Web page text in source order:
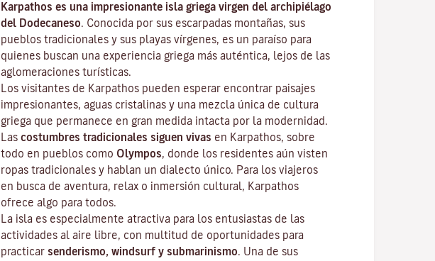
Karpathos es una impresionante isla griega virgen del archipiélago
del Dodecaneso . Conocida por sus escarpadas montañas, sus
pueblos tradicionales y sus playas vírgenes, es un paraíso para
quienes buscan una experiencia griega más auténtica, lejos de las
aglomeraciones turísticas.
Los visitantes de Karpathos pueden esperar encontrar paisajes
impresionantes, aguas cristalinas y una mezcla única de cultura
griega que permanece en gran medida intacta por la modernidad.
Las costumbres tradicionales siguen vivas en Karpathos, sobre
todo en pueblos como Olympos , donde los residentes aún visten
ropas tradicionales y hablan un dialecto único. Para los viajeros
en busca de aventura, relax o inmersión cultural, Karpathos
ofrece algo para todos.
La isla es especialmente atractiva para los entusiastas de las
actividades al aire libre, con multitud de oportunidades para
practicar senderismo, windsurf y submarinismo . Una de sus